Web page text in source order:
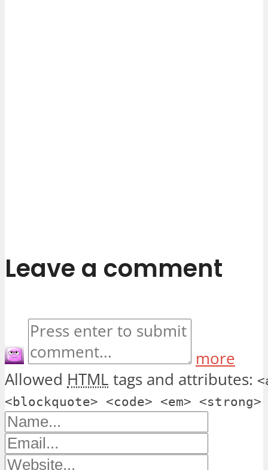
Leave a comment
more
Allowed HTML tags and attributes:
<blockquote> <code> <em> <strong>